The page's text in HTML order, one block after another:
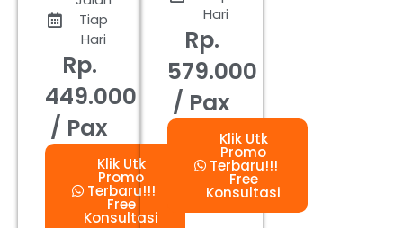
Tiap
Hari
Rp.
449.000
/ Pax
Klik Utk
Promo
Terbaru!!!
Free
Konsultasi
Hari
Rp.
579.000
/ Pax
Klik Utk
Promo
Terbaru!!!
Free
Konsultasi